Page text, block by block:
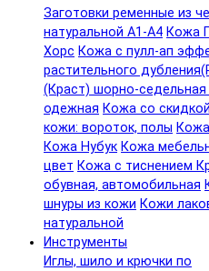
Заготовки ременные из
натуральной А1-А4 Кожа
Хорс Кожа с пулл-ап
растительного
(Краст) шорно-
одежная Кожа со
кожи: вороток, полы
Кожа Нубук Кожа
цвет Кожа с тиснением
обувная, автомобильная
шнуры из кожи Кожи
натуральной
Инструменты
Иглы, шило и крючки по